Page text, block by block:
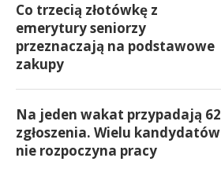
Co trzecią złotówkę z
emerytury seniorzy
przeznaczają na podstawowe
zakupy
Na jeden wakat przypadają 62
zgłoszenia. Wielu kandydatów
nie rozpoczyna pracy